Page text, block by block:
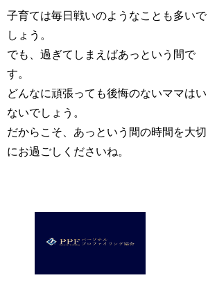
子育ては毎日戦いのようなことも多いで
しょう。
でも、過ぎてしまえばあっという間で
す。
どんなに頑張っても後悔のないママはい
ないでしょう。
だからこそ、あっという間の時間を大切
にお過ごしくださいね。